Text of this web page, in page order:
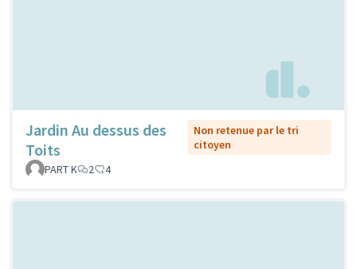
Jardin Au dessus des
Toits
Non retenue par le tri
citoyen
PART K
2 4